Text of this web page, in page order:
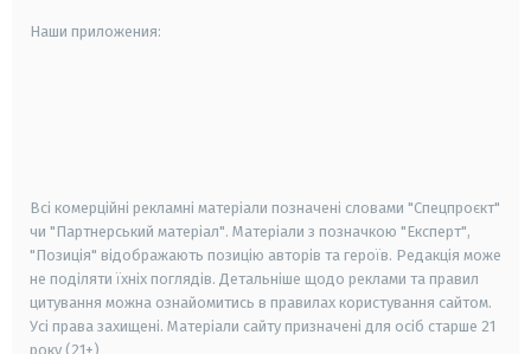
Наши приложения:
Всі комерційні рекламні матеріали позначені словами "Спецпроєкт"
чи "Партнерський матеріал". Матеріали з позначкою "Експерт",
"Позиція" відображають позицію авторів та героїв. Редакція може
не поділяти їхніх поглядів. Детальніше щодо реклами та правил
цитування можна ознайомитись в правилах користування сайтом.
Усі права захищені. Матеріали сайту призначені для осіб старше 21
року (21+)